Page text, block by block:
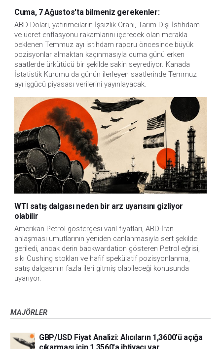
Cuma, 7 Ağustos'ta bilmeniz gerekenler:
ABD Doları, yatırımcıların İşsizlik Oranı, Tarım Dışı İstihdam
ve ücret enflasyonu rakamlarını içerecek olan merakla
beklenen Temmuz ayı istihdam raporu öncesinde büyük
pozisyonlar almaktan kaçınmasıyla cuma günü erken
saatlerde ürkütücü bir şekilde sakin seyrediyor. Kanada
İstatistik Kurumu da günün ilerleyen saatlerinde Temmuz
ayı işgücü piyasası verilerini yayınlayacak.
WTI satış dalgası neden bir arz uyarısını gizliyor
olabilir
Amerikan Petrol göstergesi varil fiyatları, ABD-İran
anlaşması umutlarının yeniden canlanmasıyla sert şekilde
geriledi, ancak derin backwardation gösteren Petrol eğrisi,
sıkı Cushing stokları ve hafif spekülatif pozisyonlanma,
satış dalgasının fazla ileri gitmiş olabileceği konusunda
uyarıyor.
MAJÖRLER
GBP/USD Fiyat Analizi: Alıcıların 1,3600'ü açığa